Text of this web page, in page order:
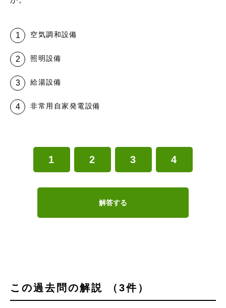
空気調和設備
照明設備
給湯設備
非常用自家発電設備
1 2 3 4
解答する
この過去問の解説 （3件）